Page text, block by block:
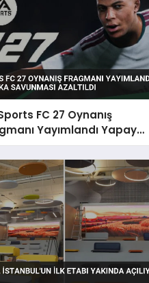
FC 27 Oynanış
Yayımlandı Yapay
Savunması Azaltıldı